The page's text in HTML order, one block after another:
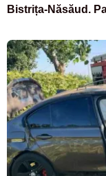
Bistrița-Năsăud.